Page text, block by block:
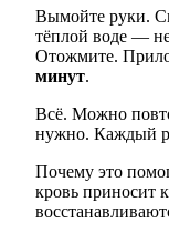
Вымойте руки.
тёплой воде —
Отожмите.
минут.
Всё. Можно
нужно. Каждый
Почему это
кровь приносит